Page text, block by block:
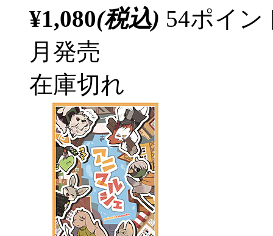
¥1,080(税込) 54ポイ
月発売
在庫切れ